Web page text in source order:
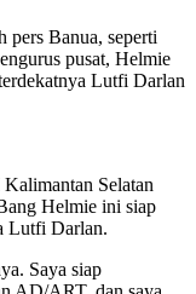
pers Banua, seperti
pusat, Helmie
Lutfi Darlan
Selatan
Helmie ini siap
Lutfi Darlan.
Saya siap